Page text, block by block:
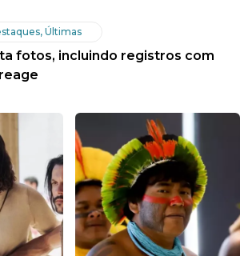
, Últimas
fotos, incluindo registros com